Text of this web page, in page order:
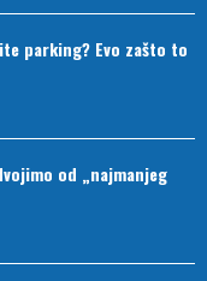
parking? Evo zašto to
od „najmanjeg